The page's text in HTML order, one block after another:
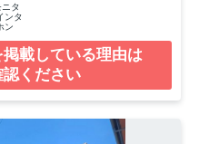
タ
ンタ
ン
載している理由は
ください